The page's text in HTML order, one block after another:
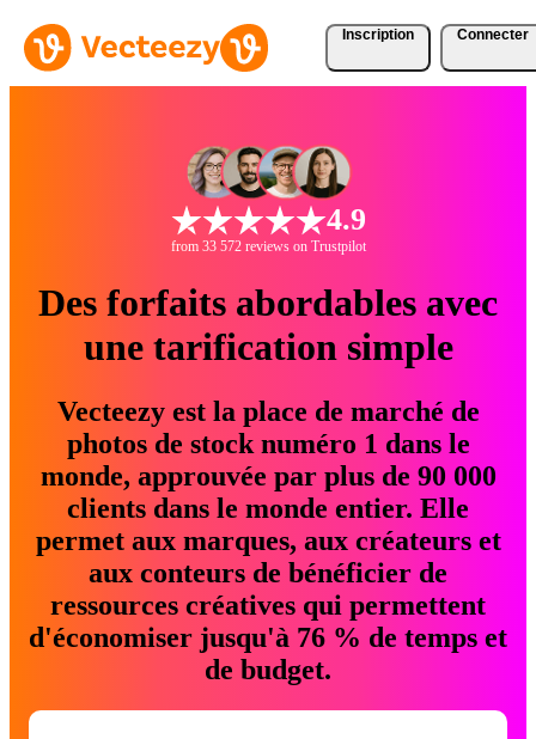
Inscription Connecter
4.9
from 33 572 reviews on Trustpilot
Des forfaits abordables avec
une tarification simple
Vecteezy est la place de marché de
photos de stock numéro 1 dans le
monde, approuvée par plus de 90 000
clients dans le monde entier. Elle
permet aux marques, aux créateurs et
aux conteurs de bénéficier de
ressources créatives qui permettent
d'économiser jusqu'à 76 % de temps et
de budget.